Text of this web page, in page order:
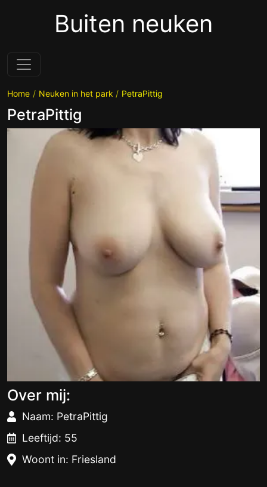
Buiten neuken
Home Neuken in het park PetraPittig
PetraPittig
Over mij:
Naam: PetraPittig
Leeftijd: 55
Woont in: Friesland